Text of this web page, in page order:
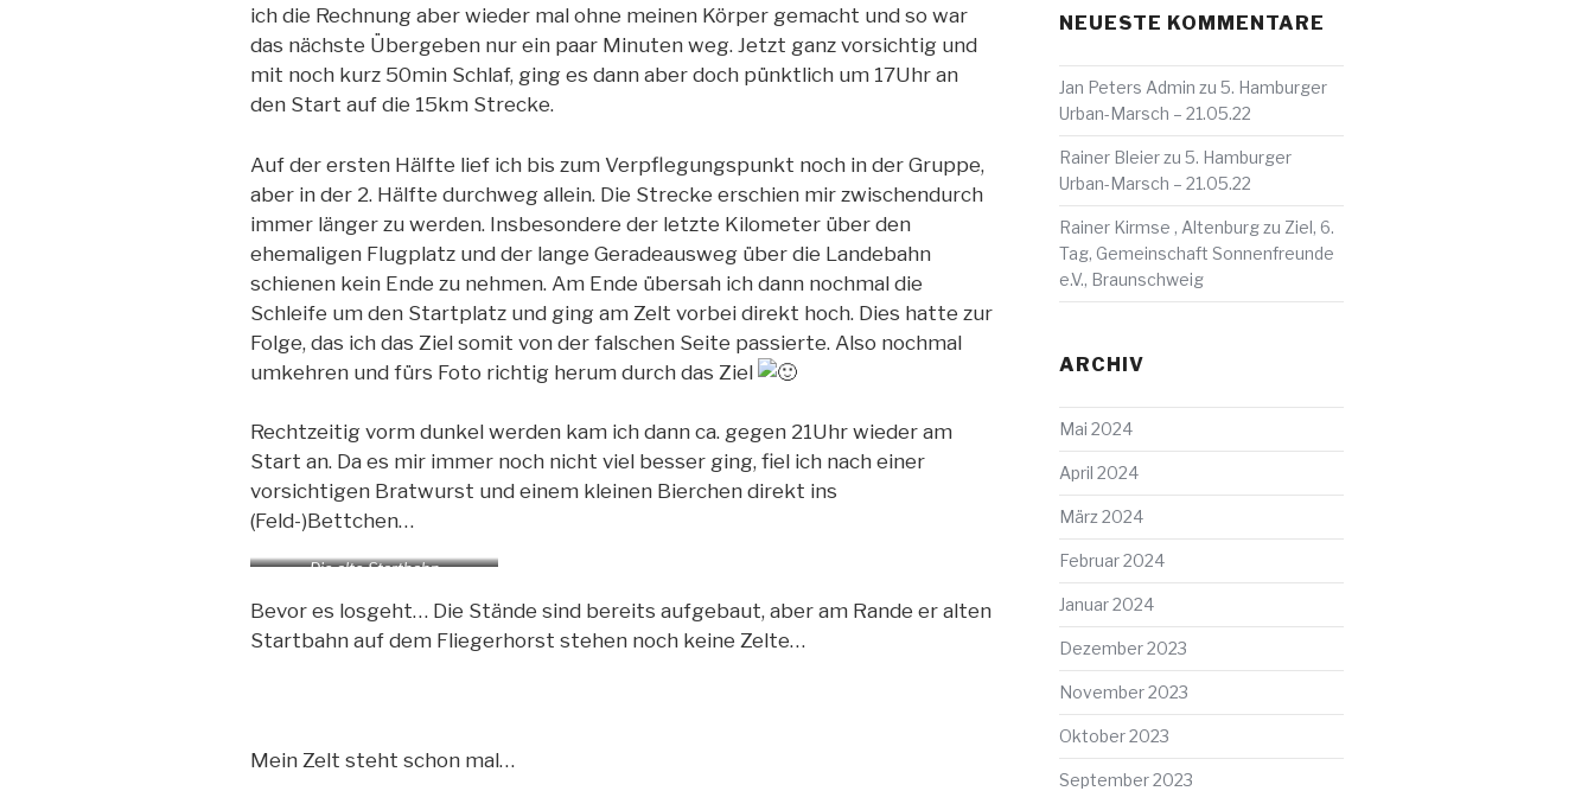
ich die Rechnung aber wieder mal ohne meinen Körper gemacht und so war
das nächste Übergeben nur ein paar Minuten weg. Jetzt ganz vorsichtig und
mit noch kurz 50min Schlaf, ging es dann aber doch pünktlich um 17Uhr an
den Start auf die 15km Strecke.
Auf der ersten Hälfte lief ich bis zum Verpflegungspunkt noch in der Gruppe,
aber in der 2. Hälfte durchweg allein. Die Strecke erschien mir zwischendurch
immer länger zu werden. Insbesondere der letzte Kilometer über den
ehemaligen Flugplatz und der lange Geradeausweg über die Landebahn
schienen kein Ende zu nehmen. Am Ende übersah ich dann nochmal die
Schleife um den Startplatz und ging am Zelt vorbei direkt hoch. Dies hatte zur
Folge, das ich das Ziel somit von der falschen Seite passierte. Also nochmal
umkehren und fürs Foto richtig herum durch das Ziel
Rechtzeitig vorm dunkel werden kam ich dann ca. gegen 21Uhr wieder am
Start an. Da es mir immer noch nicht viel besser ging, fiel ich nach einer
vorsichtigen Bratwurst und einem kleinen Bierchen direkt ins
(Feld-)Bettchen…
Die alte Startbahn
Bevor es losgeht… Die Stände sind bereits aufgebaut, aber am Rande er alten
Startbahn auf dem Fliegerhorst stehen noch keine Zelte…
Mein Zelt steht schon mal…
NEUESTE KOMMENTARE
Jan Peters Admin zu5. Hamburger
Urban-Marsch – 21.05.22
Rainer Bleierzu5. Hamburger
Urban-Marsch – 21.05.22
Rainer Kirmse , Altenburgzu Ziel, 6.
Tag, Gemeinschaft Sonnenfreunde
e.V., Braunschweig
ARCHIV
Mai 2024
April 2024
März 2024
Februar 2024
Januar 2024
Dezember 2023
November 2023
Oktober 2023
September 2023